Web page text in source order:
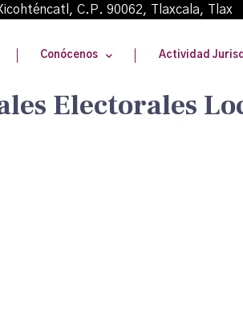
Xicohténcatl, C.P. 90062,
Conócenos Actividad
Electorales